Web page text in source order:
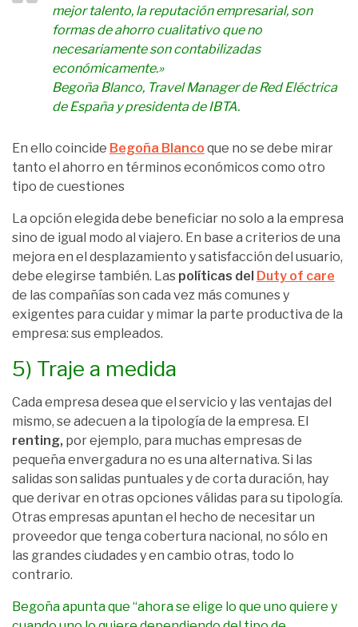
mejor talento, la reputación empresarial, son
formas de ahorro cualitativo que no
necesariamente son contabilizadas
económicamente.»
Begoña Blanco, Travel Manager de Red Eléctrica
de España y presidenta de IBTA.
En ello coincide Begoña Blanco que no se debe mirar
tanto el ahorro en términos económicos como otro
tipo de cuestiones
La opción elegida debe beneficiar no solo a la empresa
sino de igual modo al viajero. En base a criterios de una
mejora en el desplazamiento y satisfacción del usuario,
debe elegirse también. Las políticas del Duty of care
de las compañías son cada vez más comunes y
exigentes para cuidar y mimar la parte productiva de la
empresa: sus empleados.
5) Traje a medida
Cada empresa desea que el servicio y las ventajas del
mismo, se adecuen a la tipología de la empresa. El
renting, por ejemplo, para muchas empresas de
pequeña envergadura no es una alternativa. Si las
salidas son salidas puntuales y de corta duración, hay
que derivar en otras opciones válidas para su tipología.
Otras empresas apuntan el hecho de necesitar un
proveedor que tenga cobertura nacional, no sólo en
las grandes ciudades y en cambio otras, todo lo
contrario.
Begoña apunta que “ahora se elige lo que uno quiere y